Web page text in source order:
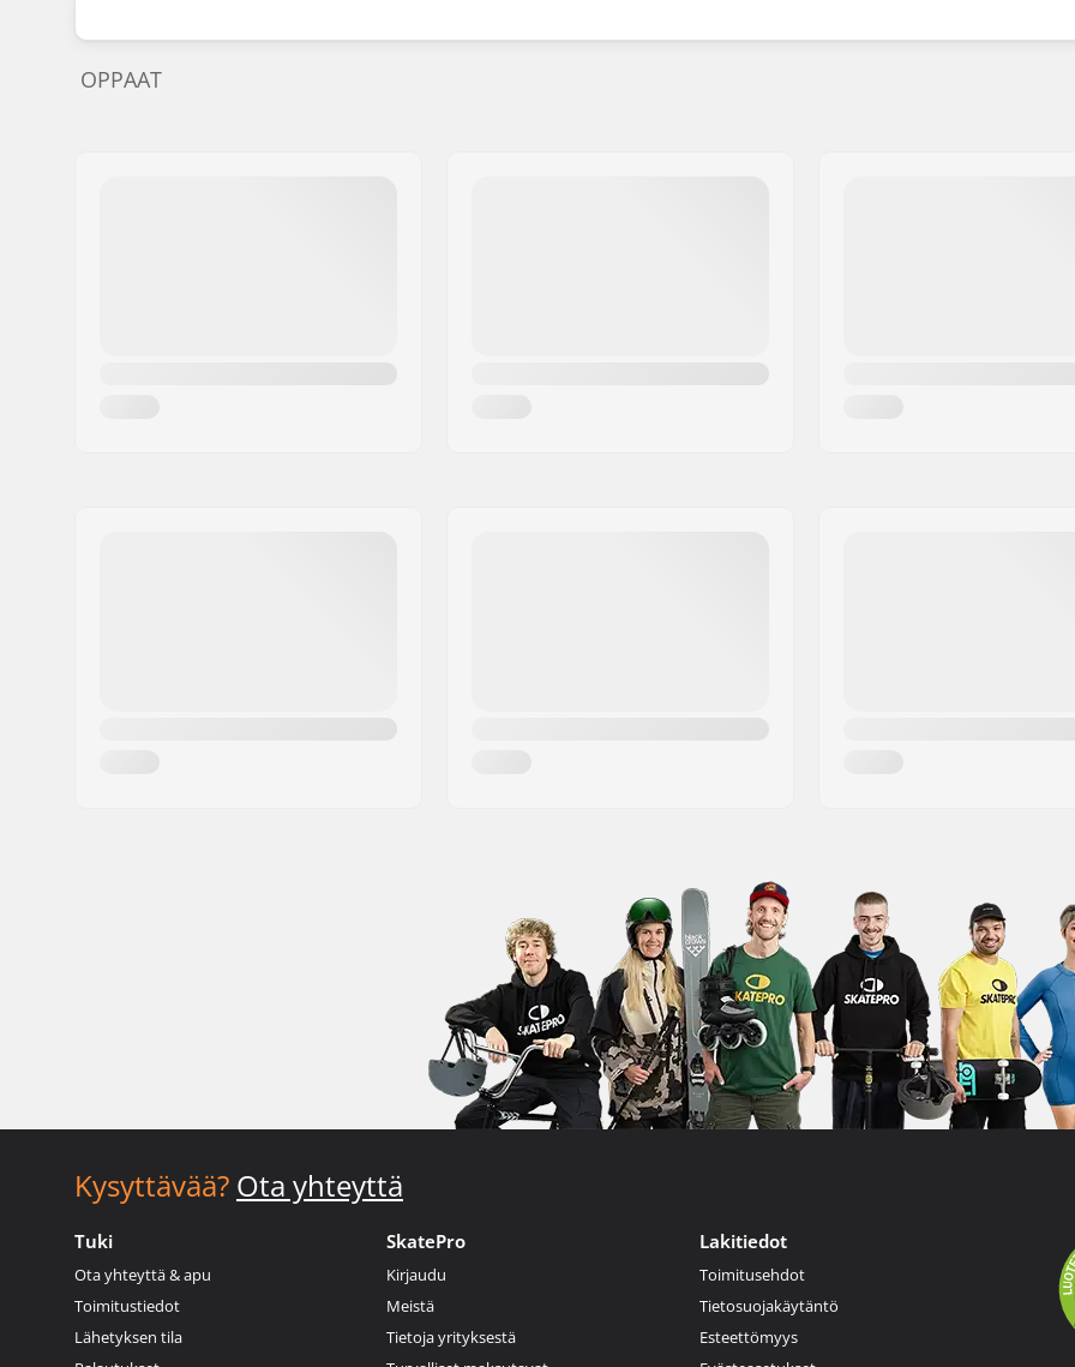
OPPAAT
Kysyttävää? Ota yhteyttä
Tuki
Ota yhteyttä & apu
Toimitustiedot
Lähetyksen tila
SkatePro
Kirjaudu
Meistä
Tietoja yrityksestä
Lakitiedot
Toimitusehdot
Tietosuojakäytäntö
Esteettömyys